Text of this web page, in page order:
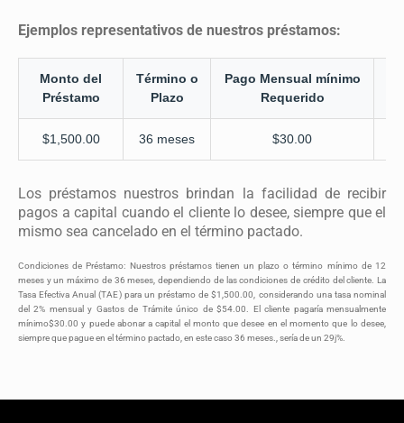
Ejemplos representativos de nuestros préstamos:
Monto del
Préstamo
Término o
Plazo
Pago Mensual mínimo
Requerido
$1,500.00 36 meses $30.00
Los préstamos nuestros brindan la facilidad de recibir
pagos a capital cuando el cliente lo desee, siempre que el
mismo sea cancelado en el término pactado.
Condiciones de Préstamo: Nuestros préstamos tienen un plazo o término mínimo de 12
meses y un máximo de 36 meses, dependiendo de las condiciones de crédito del cliente. La
Tasa Efectiva Anual (TAE) para un préstamo de $1,500.00, considerando una tasa nominal
del 2% mensual y Gastos de Trámite único de $54.00. El cliente pagaría mensualmente
mínimo$30.00 y puede abonar a capital el monto que desee en el momento que lo desee,
siempre que pague en el término pactado, en este caso 36 meses., sería de un 29j%.